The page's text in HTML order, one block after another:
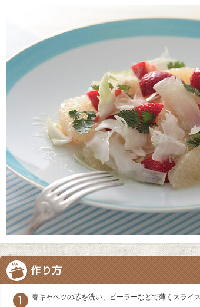
春キャベツの芯を洗い、ピーラーなどで薄くスライス